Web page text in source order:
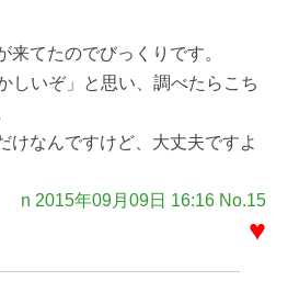
来てたのでびっくりです。
しいぞ」と思い、調べたらこち
けなんですけど、大丈夫ですよ
n 2015年09月09日 16:16 No.15
♥